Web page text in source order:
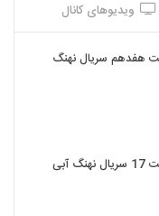
ویدیوهای کانال
هفدهم سریال نهنگ
آبی